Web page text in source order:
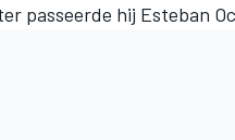
passeerde hij Esteban